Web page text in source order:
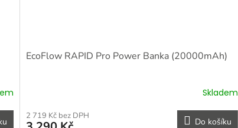
EcoFlow RAPID Pro Power Banka (20000mAh)
Skladem
2 719 Kč bez DPH
Do košíku